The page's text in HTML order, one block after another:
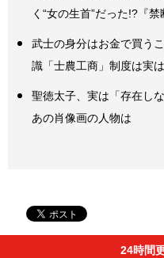
く“女の生首”だった!?『
武士の身分はお金で買う
識「士農工商」制度は実
聖徳太子、実は「存在し
あの肖像画の人物は
24時間